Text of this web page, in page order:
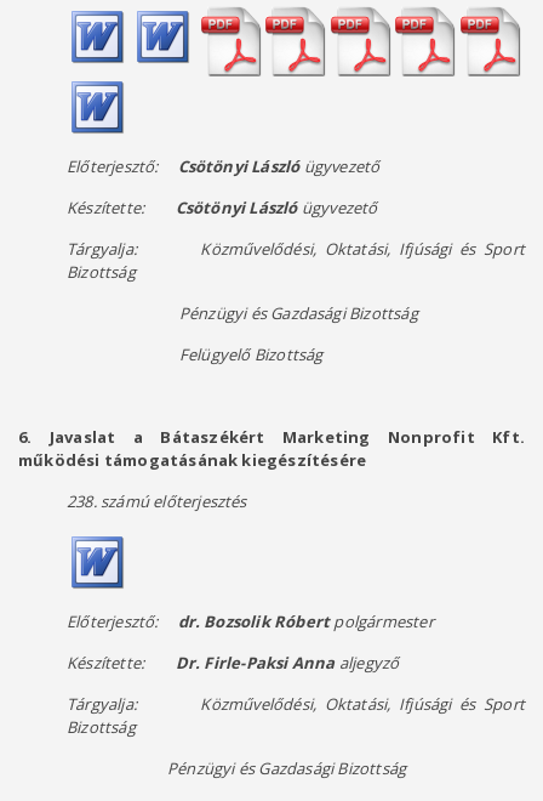
Előterjesztő: Csötönyi László ügyvezető
Készítette: Csötönyi László ügyvezető
Tárgyalja: Közművelődési, Oktatási, Ifjúsági és Sport
Bizottság
Pénzügyi és Gazdasági Bizottság
Felügyelő Bizottság
6. Javaslat a Bátaszékért Marketing Nonprofit Kft.
működési támogatásának kiegészítésére
238. számú előterjesztés
Előterjesztő: dr. Bozsolik Róbertpolgármester
Készítette: Dr. Firle-Paksi Anna aljegyző
Tárgyalja: Közművelődési, Oktatási, Ifjúsági és Sport
Bizottság
Pénzügyi és Gazdasági Bizottság